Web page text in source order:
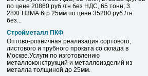
по цене 20860 руб./тн без НДС, 65 тонн; 3.
28ХГН3МА 6гр 25мм по цене 35200 руб./тн
без...
Стройметалл ПКФ
Оптово-розничная реализация сортового,
листового и трубного проката со склада в
Москве.Услуги по изготовлению
металлоконструкций и металлоизделий из
металла толщиной до 25мм.